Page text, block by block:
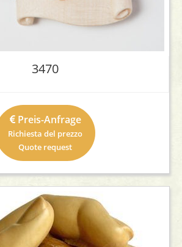
3470
Preis-Anfrage
Richiesta del prezzo
Quote request